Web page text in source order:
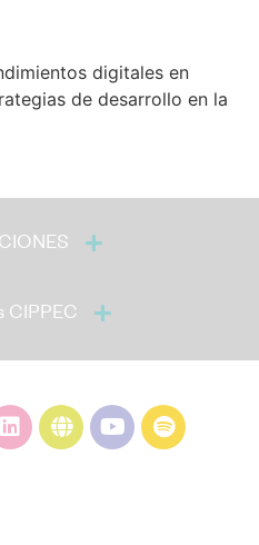
digitales en
de desarrollo en la
CIPPEC